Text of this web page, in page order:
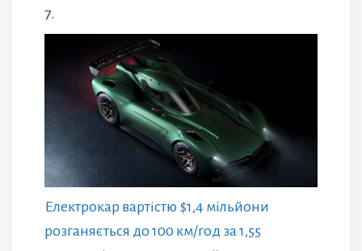
7.
Електрокар вартістю $1,4 мільйони
розганяється до 100 км/год за 1,55